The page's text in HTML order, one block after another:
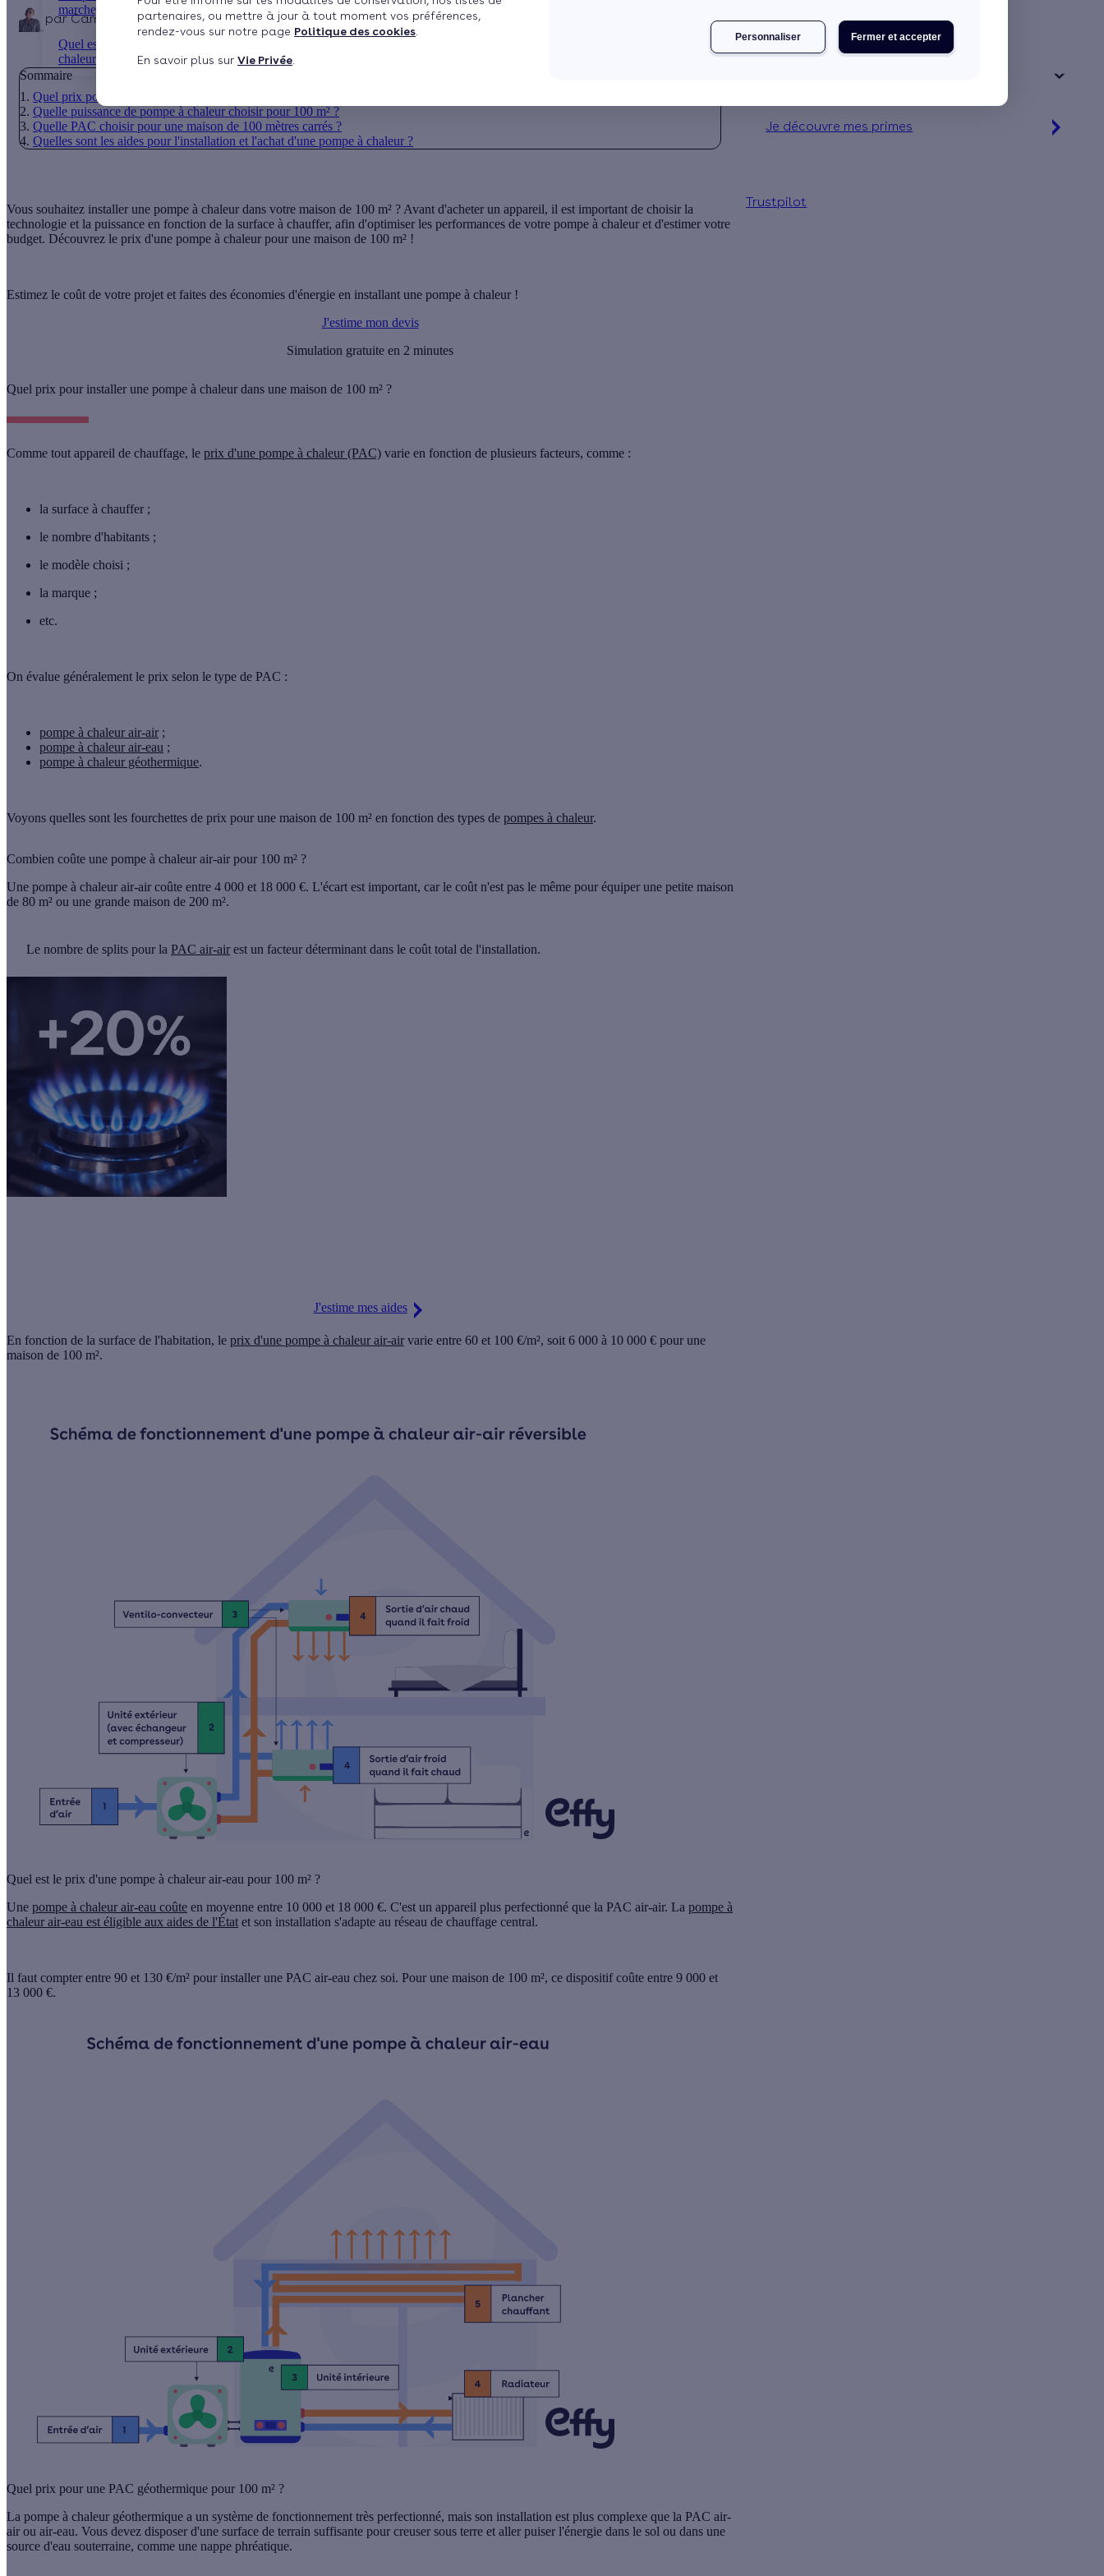
partenaires, ou mettre à jour à tout moment vos préférences,
rendez-vous sur notre page Politique des cookies
En savoir plus sur Vie Privée
Fermer et accepter
Personnaliser
marche, combien ...
Quel est le prix d’une pompe à
chaleur ?
parCamille Defougères 5 min de lecture
Sommaire
Quel prix pour installer une pompe à chaleur dans une maison de 100 m² ?
Quelle puissance de pompe à chaleur choisir pour 100 m² ?
Quelle PAC choisir pour une maison de 100 mètres carrés ?
Quelles sont les aides pour l'installation et l'achat d'une pompe à chaleur ?
Vous souhaitez installer une pompe à chaleur dans votre maison de 100 m² ? Avant d'acheter un appareil, il est important de choisir la
technologie et la puissance en fonction de la surface à chauffer, afin d'optimiser les performances de votre pompe à chaleur et d'estimer votre
budget. Découvrez le prix d'une pompe à chaleur pour une maison de 100 m² !
Estimez le coût de votre projet et faites des économies d'énergie en installant une pompe à chaleur !
J'estime mon devis
Simulation gratuite en 2 minutes
Quel prix pour installer une pompe à chaleur dans une maison de 100 m² ?
Comme tout appareil de chauffage, le prix d'une pompe à chaleur (PAC) varie en fonction de plusieurs facteurs, comme :
la surface à chauffer ;
le nombre d'habitants ;
le modèle choisi ;
la marque ;
etc.
On évalue généralement le prix selon le type de PAC :
pompe à chaleur air-air ;
pompe à chaleur air-eau ;
pompe à chaleur géothermique.
Voyons quelles sont les fourchettes de prix pour une maison de 100 m² en fonction des types de pompes à chaleur.
Combien coûte une pompe à chaleur air-air pour 100 m² ?
Une pompe à chaleur air-air coûte entre 4 000 et 18 000 €. L'écart est important, car le coût n'est pas le même pour équiper une petite maison
de 80 m² ou une grande maison de 200 m².
Le nombre de splits pour la PAC air-air est un facteur déterminant dans le coût total de l'installation.
J'estime mes aides
En fonction de la surface de l'habitation, le prix d'une pompe à chaleur air-air varie entre 60 et 100 €/m², soit 6 000 à 10 000 € pour une
maison de 100 m².
Quel est le prix d'une pompe à chaleur air-eau pour 100 m² ?
Une pompe à chaleur air-eau coûte en moyenne entre 10 000 et 18 000 €. C'est un appareil plus perfectionné que la PAC air-air. La pompe à
chaleur air-eau est éligible aux aides de l'État et son installation s'adapte au réseau de chauffage central.
Il faut compter entre 90 et 130 €/m² pour installer une PAC air-eau chez soi. Pour une maison de 100 m², ce dispositif coûte entre 9 000 et
13 000 €.
Quel prix pour une PAC géothermique pour 100 m² ?
La pompe à chaleur géothermique a un système de fonctionnement très perfectionné, mais son installation est plus complexe que la PAC air-
air ou air-eau. Vous devez disposer d'une surface de terrain suffisante pour creuser sous terre et aller puiser l'énergie dans le sol ou dans une
source d'eau souterraine, comme une nappe phréatique.
Une maison
Un appartement
Votre logement a été construit :
Je découvre mes primes
Trustpilot